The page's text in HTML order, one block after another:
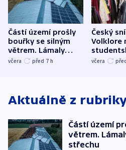
Částí území prošly
bouřky se silným
větrem. Lámaly
stromy a poničily
včera před 7 h
Český
Volklore
Oscara,
včera
Aktuálně z
Částí území
větrem.
střechu